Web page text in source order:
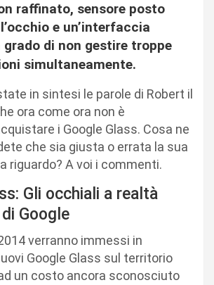
raffinato, sensore posto
e un’interfaccia
di non gestire troppe
simultaneamente.
in sintesi le parole di Robert il
ora come ora non è
i Google Glass. Cosa ne
che sia giusta o errata la sua
riguardo? A voi i commenti.
Gli occhiali a realtà
Google
verranno immessi in
Google Glass sul territorio
un costo ancora sconosciuto